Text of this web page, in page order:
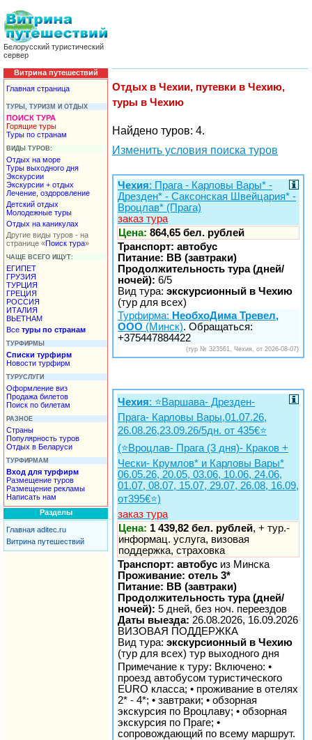
Белорусский туристический
сервер
Витрина путешествий
Главная страница
ТУРЫ, ТУРИЗМ И ОТДЫХ
ПОИСК ТУРА
Горящие туры
Туры по странам
ВИДЫ ТУРОВ:
Отдых на море
Туры выходного дня
Экскурсии
Экскурсии + отдых
Лечение, оздоровление
Детский отдых
Молодежные туры
Отдых на каникулах
Другие виды туров - на
странице «Поиск тура»
ЧАЩЕ ВСЕГО ИЩУТ:
ЕГИПЕТ
ГРУЗИЯ
ТУРЦИЯ
ГРЕЦИЯ
РОССИЯ
ИТАЛИЯ
ВЬЕТНАМ
Все туры по странам
ТУРФИРМЫ
Списки турфирм
Новости турфирм
ТУРУСЛУГИ
Оформление виз
Продажа билетов
Поиск по билетам
РАЗНОЕ
Страны
Популярность туров
Отдых в Беларуси
ТУРФИРМАМ
Вход для турфирм
Размещение туров
Размещение рекламы
Написать нам
Разделы
Главная aditec.ru
Витрина путешествий
Отдых в Чехии, путевки в Чехию,
туры в Чехию
Найдено туров: 4.
Изменить условия поиска туров
Чехия: Прага - Карловы Вары* -
Дрезден* - Саксонская Швейцария* -
Вроцлав* (Прага)
заказ тура
Цена: 864,65 бел. рублей
Транспорт: автобус
Питание: BB (завтраки)
Продолжительность тура (дней/
ночей): 6/5
Вид тура: экскурсионный в Чехию
(тур для всех)
Турфирма: НеобхоДима Тревел,
ООО (Минск). Обращаться:
+375447884422
(тур № 323561, Чехия, от 2026-08-07)
Чехия: ⭐️Варшава- Дрезден-
Прага- Карловы Вары,01.07.26,
26.08.26,23.09.26/5дн. от 435€⭐️
(⭐️Вроцлав- Прага (3 дня)- Краков +
Чески- Крумлов* и Карловы Вары*
06.05.26, 20.05, 03.06, 10.06, 24.06,
01.07, 08.07, 15.07, 29.07, 26.08, 16.09,
от395€⭐️)
заказ тура
Цена: 1 439,82 бел. рублей, + тур.-
информац. услуга, визовая
поддержка, страховка
Транспорт: автобус из Минска
Проживание: отель 3*
Питание: BB (завтраки)
Продолжительность тура (дней/
ночей): 5 дней, без ноч. переездов
Даты выезда: 26.08.2026, 16.09.2026
ВИЗОВАЯ ПОДДЕРЖКА
Вид тура: экскурсионный в Чехию
(тур для всех) тур выходного дня
Примечание к туру: Включено: •
проезд автобусом туристического
EURO класса; • проживание в отелях
2* - 4*; • завтраки; • обзорная
экскурсия по Вроцлаву; • обзорная
экскурсия по Праге; •
сопровождающий по всему маршрут.